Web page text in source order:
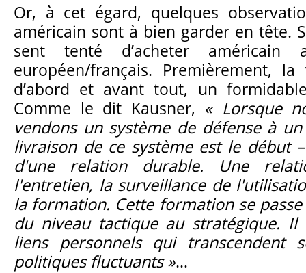
Or, à cet égard, quelques
américain sont à bien garder en tête.
sent tenté d’acheter américain
européen/français. Premièrement, la
d’abord et avant tout, un
Comme le dit Kausner, « Lorsque
vendons un système de défense à
livraison de ce système est le début
d'une relation durable. Une
l'entretien, la surveillance de
la formation. Cette formation se
du niveau tactique au stratégique.
liens personnels qui transcendent
politiques fluctuants »…